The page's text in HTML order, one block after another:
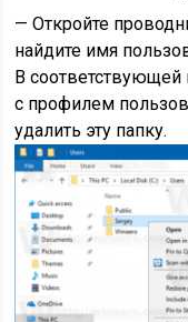
— Откройте
найдите имя
В соответствующей
с профилем
удалить эту папку.